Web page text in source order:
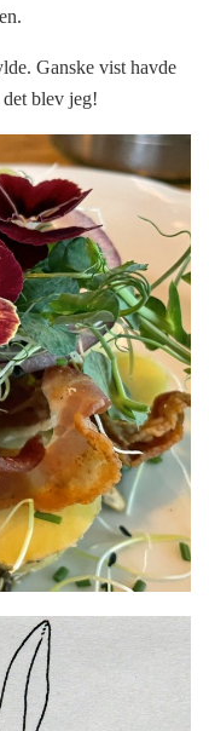
Ganske vist havde
blev jeg!